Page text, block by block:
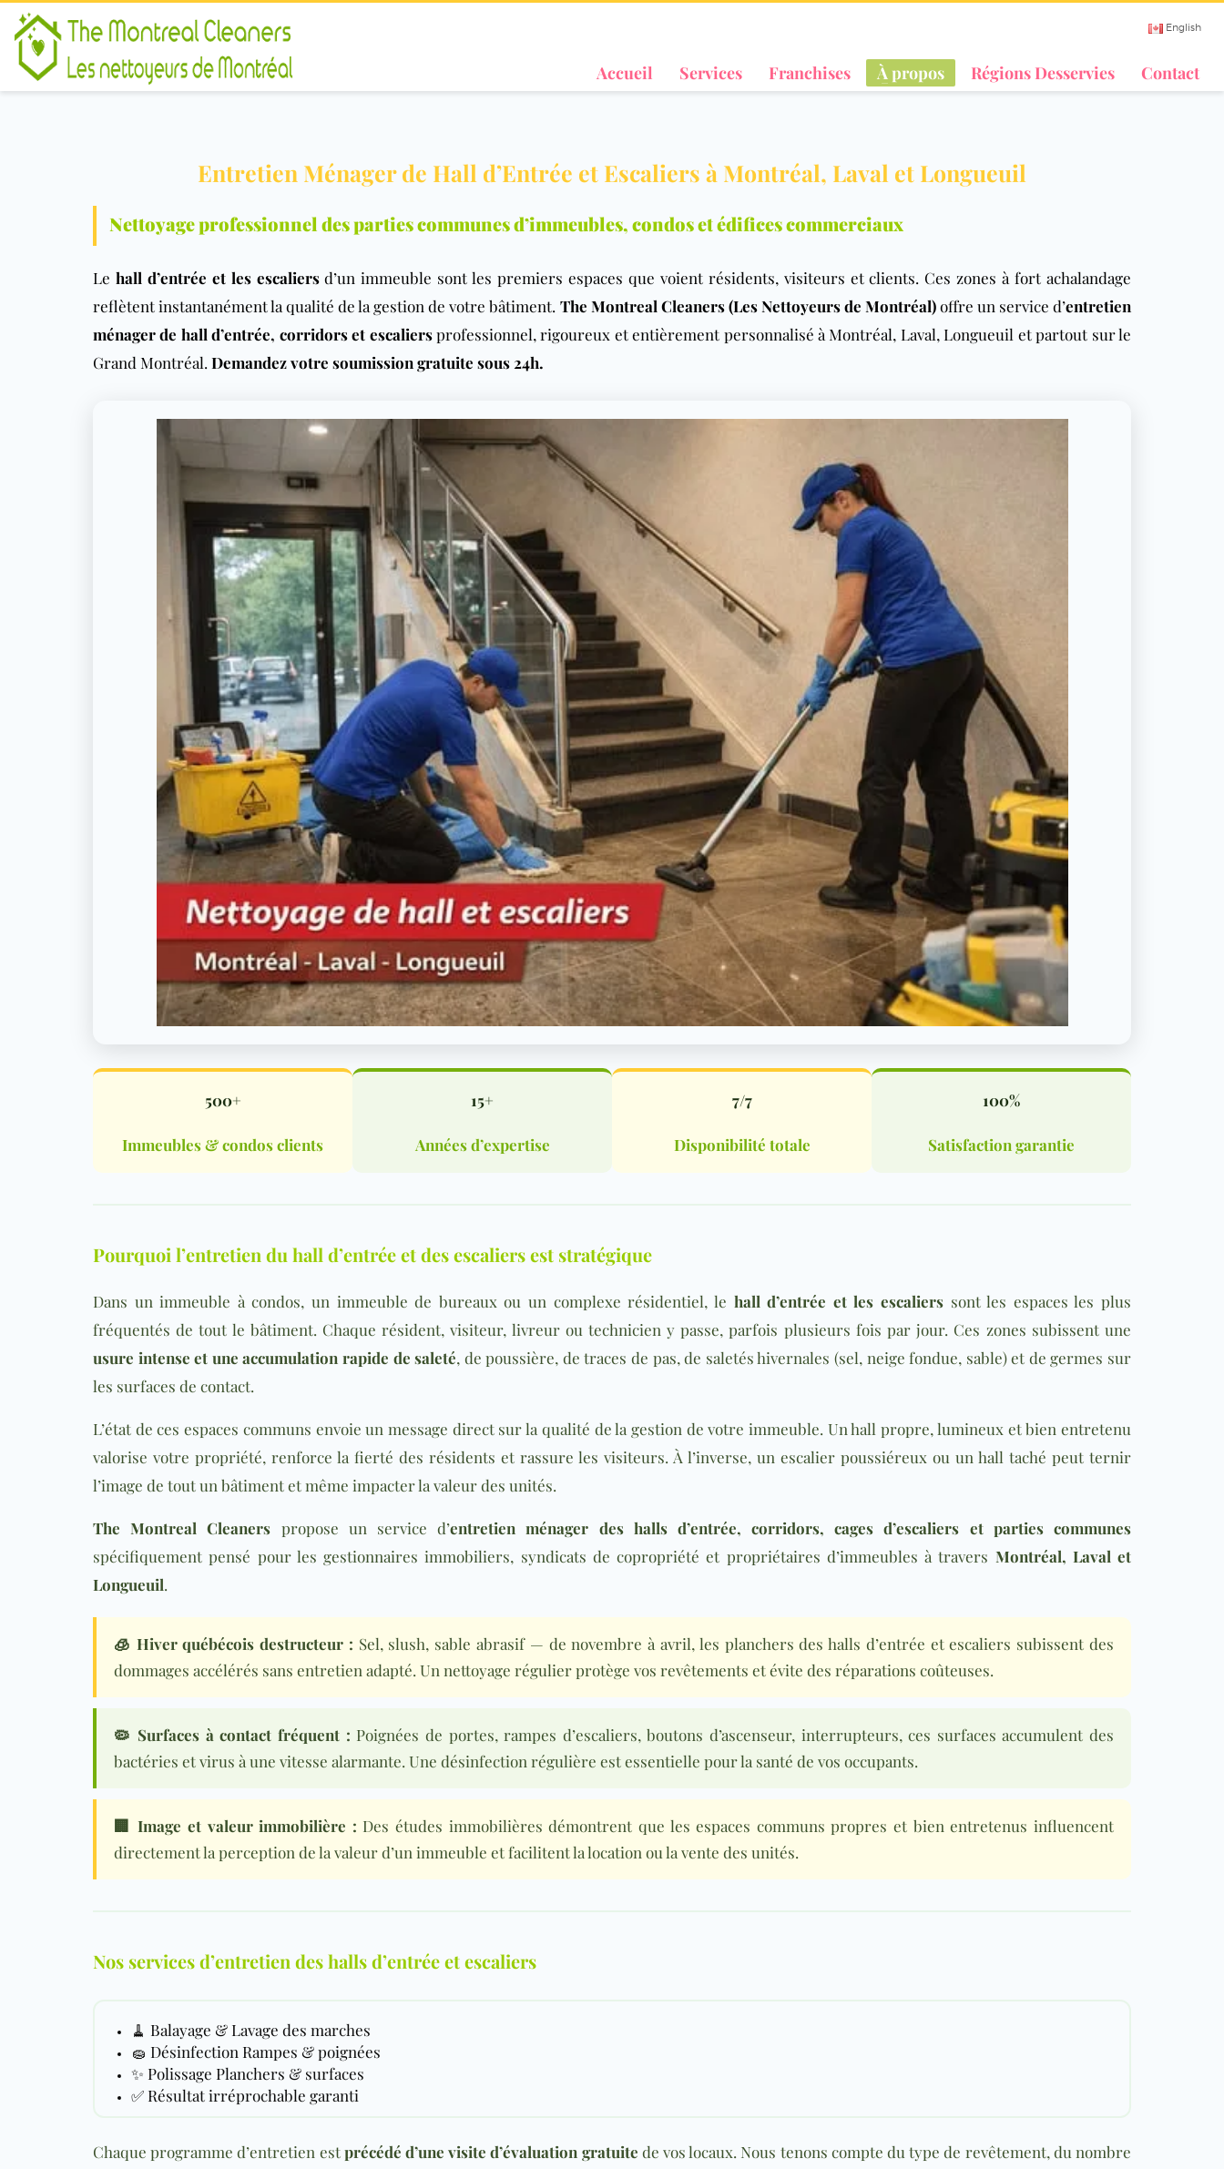
English
Accueil Services Franchises À propos Régions Desservies Contact
Entretien Ménager de Hall d’Entrée et Escaliers à Montréal, Laval et Longueuil
Nettoyage professionnel des parties communes d’immeubles, condos et édifices commerciaux
Le hall d’entrée et les escaliersd’un immeuble sont les premiers espaces que voient résidents, visiteurs et clients. Ces zones à fort achalandage
reflètent instantanément la qualité de la gestion de votre bâtiment. The Montreal Cleaners (Les Nettoyeurs de Montréal)offre un service d’entretien
ménager de hall d’entrée, corridors et escaliersprofessionnel, rigoureux et entièrement personnalisé à Montréal, Laval, Longueuil et partout sur le
Grand Montréal. Demandez votre soumission gratuite sous 24h.
500+
Immeubles & condos clients
15+
Années d’expertise
7/7
Disponibilité totale
100%
Satisfaction garantie
Pourquoi l’entretien du hall d’entrée et des escaliers est stratégique
Dans un immeuble à condos, un immeuble de bureaux ou un complexe résidentiel, le hall d’entrée et les escalierssont les espaces les plus
fréquentés de tout le bâtiment. Chaque résident, visiteur, livreur ou technicien y passe, parfois plusieurs fois par jour. Ces zones subissent une
usure intense et une accumulation rapide de saleté, de poussière, de traces de pas, de saletés hivernales (sel, neige fondue, sable) et de germes sur
les surfaces de contact.
L’état de ces espaces communs envoie un message direct sur la qualité de la gestion de votre immeuble. Un hall propre, lumineux et bien entretenu
valorise votre propriété, renforce la fierté des résidents et rassure les visiteurs. À l’inverse, un escalier poussiéreux ou un hall taché peut ternir
l’image de tout un bâtiment et même impacter la valeur des unités.
The Montreal Cleaners propose un service d’entretien ménager des halls d’entrée, corridors, cages d’escaliers et parties communes
spécifiquement pensé pour les gestionnaires immobiliers, syndicats de copropriété et propriétaires d’immeubles à travers Montréal, Laval et
Longueuil.
🧊 Hiver québécois destructeur : Sel, slush, sable abrasif — de novembre à avril, les planchers des halls d’entrée et escaliers subissent des
dommages accélérés sans entretien adapté. Un nettoyage régulier protège vos revêtements et évite des réparations coûteuses.
🦠 Surfaces à contact fréquent : Poignées de portes, rampes d’escaliers, boutons d’ascenseur, interrupteurs, ces surfaces accumulent des
bactéries et virus à une vitesse alarmante. Une désinfection régulière est essentielle pour la santé de vos occupants.
🏢 Image et valeur immobilière : Des études immobilières démontrent que les espaces communs propres et bien entretenus influencent
directement la perception de la valeur d’un immeuble et facilitent la location ou la vente des unités.
Nos services d’entretien des halls d’entrée et escaliers
🧹 Balayage & Lavage des marches
🧽 Désinfection Rampes & poignées
✨ Polissage Planchers & surfaces
✅ Résultat irréprochable garanti
Chaque programme d’entretien estprécédé d’une visite d’évaluation gratuite de vos locaux. Nous tenons compte du type de revêtement, du nombre